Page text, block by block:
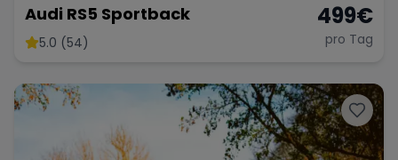
Audi RS5 Sportback
5.0 (54)
499€
pro Tag